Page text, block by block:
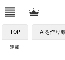
TOP AIを作り
連載